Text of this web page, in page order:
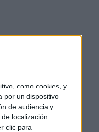
como cookies, y
por un dispositivo
de audiencia y
localización
clic para